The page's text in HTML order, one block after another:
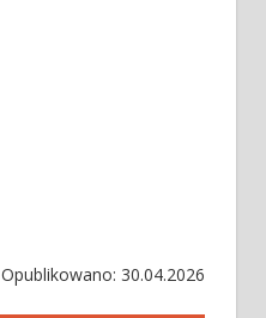
Opublikowano: 30.04.2026